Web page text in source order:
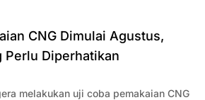
CNG Dimulai Agustus,
Perlu Diperhatikan
melakukan uji coba pemakaian CNG